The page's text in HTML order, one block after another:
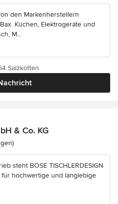
den Markenherstellern
Küchen, Elektrogeräte und
M...
Salzkotten
& Co. KG
5 von 5 Sternen
steht BOSE TISCHLERDESIGN
hochwertige und langlebige